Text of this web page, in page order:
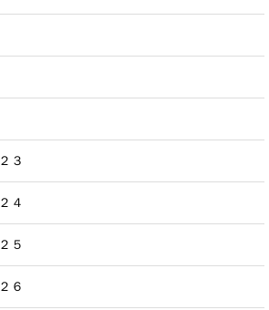
３
４
５
６